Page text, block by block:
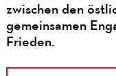
zwischen den
gemeinsamen
Frieden.